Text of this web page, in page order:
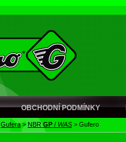
OBCHODNÍ PODMÍNKY
Gufera> NBRGP / WAS > Gufero